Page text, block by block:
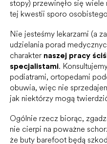
stopy) przewinęło się
tej kwestii sporo
Nie jesteśmy lekarzami (a
udzielania porad
charakter naszej pracy
specjalistami.
podiatrami, ortopedami
obuwia, więc nie
jak niektórzy mogą
Ogólnie rzecz biorąc,
nie cierpi na poważne
że buty barefoot będą